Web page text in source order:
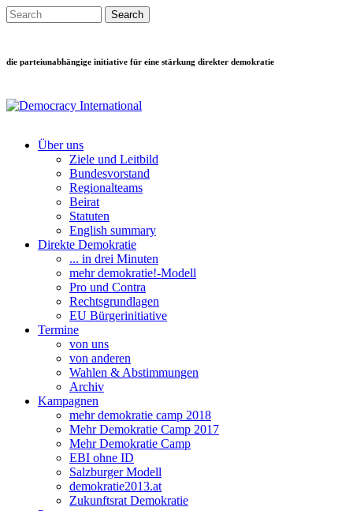
Direkt zum Inhalt
Search this site
die parteiunabhängige initiative für eine stärkung direkter demokratie
Main menu
Über uns
Ziele und Leitbild
Bundesvorstand
Regionalteams
Beirat
Statuten
English summary
Direkte Demokratie
... in drei Minuten
mehr demokratie!-Modell
Pro und Contra
Rechtsgrundlagen
EU Bürgerinitiative
Termine
von uns
von anderen
Wahlen & Abstimmungen
Archiv
Kampagnen
mehr demokratie camp 2018
Mehr Demokratie Camp 2017
Mehr Demokratie Camp
EBI ohne ID
Salzburger Modell
demokratie2013.at
Zukunftsrat Demokratie